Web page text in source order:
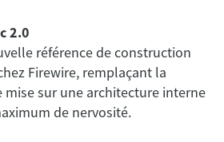
2.0
référence de construction
Firewire, remplaçant la
mise sur une architecture interne
de nervosité.